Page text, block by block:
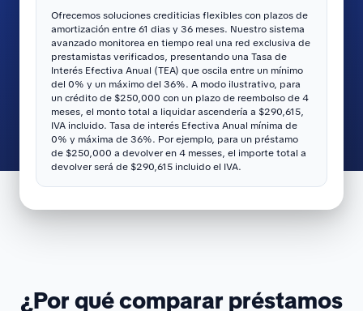
Ofrecemos soluciones crediticias flexibles con plazos de
amortización entre 61 dias y 36 meses. Nuestro sistema
avanzado monitorea en tiempo real una red exclusiva de
prestamistas verificados, presentando una Tasa de
Interés Efectiva Anual (TEA) que oscila entre un mínimo
del 0% y un máximo del 36%. A modo ilustrativo, para
un crédito de $250,000 con un plazo de reembolso de 4
meses, el monto total a liquidar ascendería a $290,615,
IVA incluido. Tasa de interés Efectiva Anual mínima de
0% y máxima de 36%. Por ejemplo, para un préstamo
de $250,000 a devolver en 4 messes, el importe total a
devolver será de $290,615 incluido el IVA.
¿Por qué comparar préstamos